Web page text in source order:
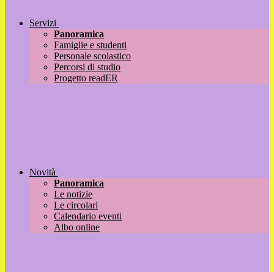
Servizi
Panoramica
Famiglie e studenti
Personale scolastico
Percorsi di studio
Progetto readER
Novità
Panoramica
Le notizie
Le circolari
Calendario eventi
Albo online